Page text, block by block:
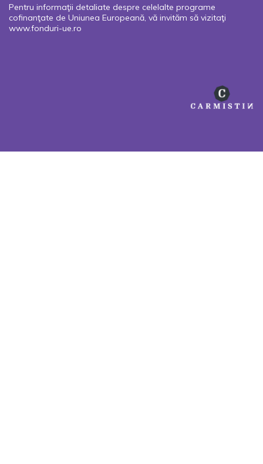
Pentru informaţii detaliate despre celelalte programe
cofinanţate de Uniunea Europeană, vă invităm să vizitaţi
www.fonduri-ue.ro